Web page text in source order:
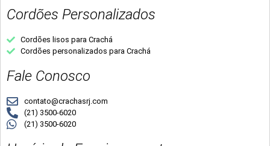
Cordões Personalizados
Cordões lisos para Crachá
Cordões personalizados para Crachá
Fale Conosco
contato@crachasrj.com
(21) 3500-6020
(21) 3500-6020